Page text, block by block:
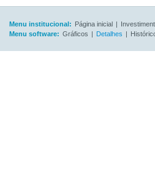
Menu institucional: Página inicial |
Menu software: Gráficos | Detalhes |